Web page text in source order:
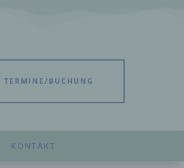
TERMINE/BUCHUNG
KONTAKT